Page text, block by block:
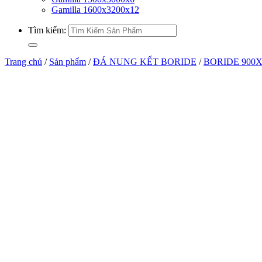
Gamilla 1600x3200x12
Tìm kiếm:
Trang chủ / Sản phẩm / ĐÁ NUNG KẾT BORIDE / BORIDE